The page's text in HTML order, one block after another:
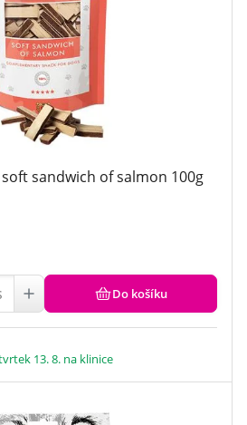
sandwich of salmon 100g
Do košíku
13. 8. na klinice